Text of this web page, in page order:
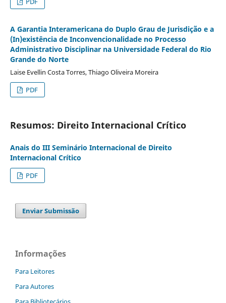
A Garantia Interamericana do Duplo Grau de Jurisdição e a
(In)existência de Inconvencionalidade no Processo
Administrativo Disciplinar na Universidade Federal do Rio
Grande do Norte
Laise Evellin Costa Torres, Thiago Oliveira Moreira
PDF
Resumos: Direito Internacional Crítico
Anais do III Seminário Internacional de Direito
Internacional Crítico
PDF
Enviar Submissão
Informações
Para Leitores
Para Autores